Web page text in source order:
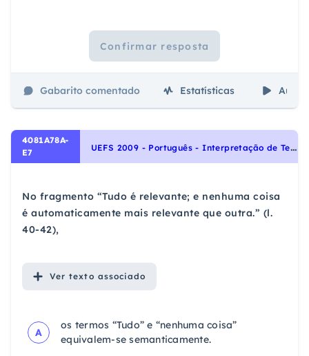
Confirmar resposta
Gabarito comentado Estatísticas Aulas
4081A78A-
E7
U
EFS 2009 - Português - Interpretação de Textos, Uso do ponto e vírgula, Análise sintática, Homonímia, Paronímia, Sinonímia e Antonímia, Sintaxe, Pontuação, Noções Gerais de Compreensão e Interpretação de Texto, Morfologia - Pronomes
No fragmento “Tudo é relevante; e nenhuma coisa
é automaticamente mais relevante que outra.” (l.
40-42),
Ver texto associado
A
os termos “Tudo” e “nenhuma coisa”
equivalem-se semanticamente.